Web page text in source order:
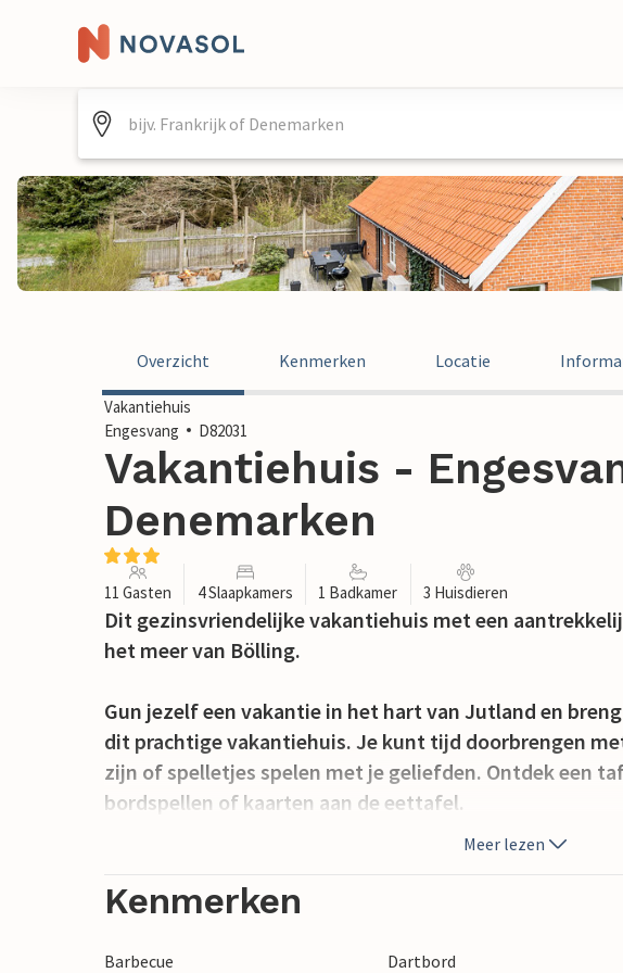
Overzicht Kenmerken Locatie
Vakantiehuis
Engesvang
D82031
Vakantiehuis -
Denemarken
11 Gasten 4 Slaapkamers 1 Badkamer 3 Huisdieren
Dit gezinsvriendelijke vakantiehuis met een
het meer van Bölling.
Gun jezelf een vakantie in het hart van Jutland en
dit prachtige vakantiehuis. Je kunt tijd doorbrengen
zijn of spelletjes spelen met je geliefden. Ontdek een
bordspellen of kaarten aan de eettafel.
houten terras, ontbijten en je kinderen zien spelen op
te kletsen bij het vuur. Als er meer mensen in je groep
Meer lezen
Kenmerken
Barbecue Dartbord